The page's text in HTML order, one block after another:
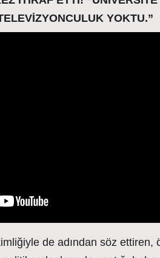
YOKTU.”
de adından söz ettiren,